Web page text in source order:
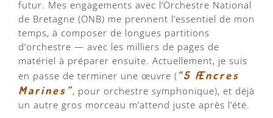
futur. Mes engagements avec l’Orchestre National
de Bretagne (ONB) me prennent l’essentiel de mon
temps, à composer de longues partitions
d’orchestre — avec les milliers de pages de
matériel à préparer ensuite. Actuellement, je suis
en passe de terminer une œuvre ( “5 Æncres
Marines”, pour orchestre symphonique), et déjà
un autre gros morceau m’attend juste après l’été.